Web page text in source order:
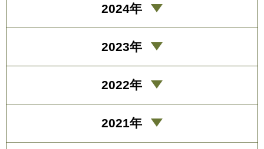
2024年
2023年
2022年
2021年